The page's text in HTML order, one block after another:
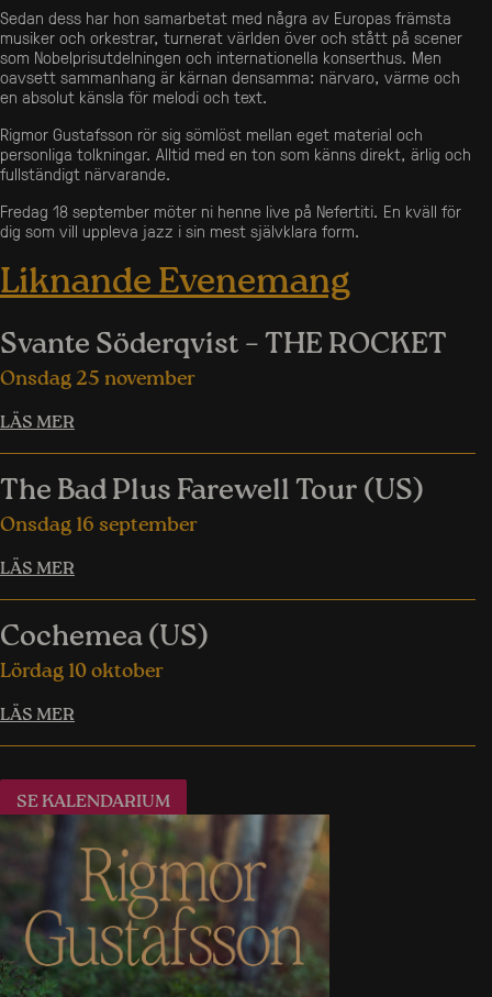
Sedan dess har hon samarbetat med några av Europas främsta
musiker och orkestrar, turnerat världen över och stått på scener
som Nobelprisutdelningen och internationella konserthus. Men
oavsett sammanhang är kärnan densamma: närvaro, värme och
en absolut känsla för melodi och text.
Rigmor Gustafsson rör sig sömlöst mellan eget material och
personliga tolkningar. Alltid med en ton som känns direkt, ärlig och
fullständigt närvarande.
Fredag 18 september möter ni henne live på Nefertiti. En kväll för
dig som vill uppleva jazz i sin mest självklara form.
Liknande Evenemang
Svante Söderqvist – THE ROCKET
Onsdag 25 november
LÄS MER
The Bad Plus Farewell Tour (US)
Onsdag 16 september
LÄS MER
Cochemea (US)
Lördag 10 oktober
LÄS MER
SE KALENDARIUM